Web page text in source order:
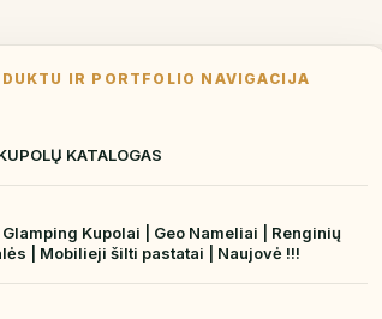
IR PORTFOLIO NAVIGACIJA
KATALOGAS
Glamping Kupolai | Geo Nameliai | Renginių
| Mobilieji šilti pastatai | Naujovė !!!